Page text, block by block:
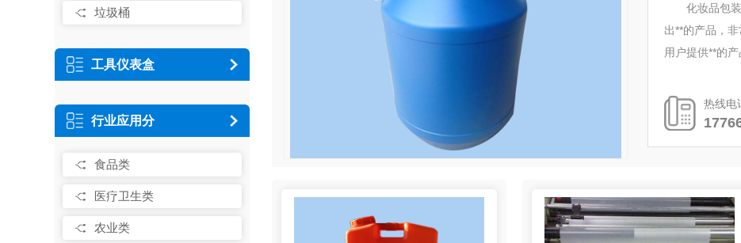
垃圾桶
工具仪表盒
行业应用分
食品类
医疗卫生类
农业类
化妆品包
出**的产品，
用户提供**的
热线电